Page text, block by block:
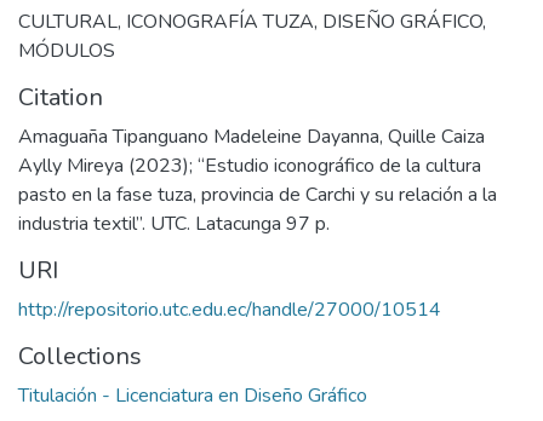
CULTURAL, ICONOGRAFÍA TUZA, DISEÑO GRÁFICO,
MÓDULOS
Citation
Amaguaña Tipanguano Madeleine Dayanna, Quille Caiza
Aylly Mireya (2023); “Estudio iconográfico de la cultura
pasto en la fase tuza, provincia de Carchi y su relación a la
industria textil”. UTC. Latacunga 97 p.
URI
http://repositorio.utc.edu.ec/handle/27000/10514
Collections
Titulación - Licenciatura en Diseño Gráfico